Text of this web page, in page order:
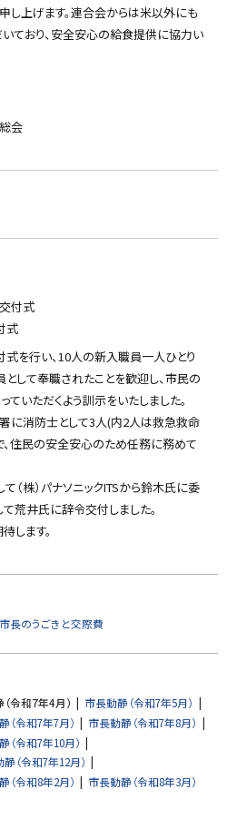
し上げます。連合会からは米以外にも
ており、安全安心の給食提供に協力い
会
付式
式
を行い、10人の新入職員一人ひとり
して奉職されたことを歓迎し、市民の
いただくよう訓示をいたしました。
に消防士として3人(内2人は救急救命
住民の安全安心のため任務に務めて
（株）パナソニックITSから鈴木氏に委
荒井氏に辞令交付しました。
します。
長のうごきと交際費
令和7年4月）
市長動静（令和7年5月）
（令和7年7月）
市長動静（令和7年8月）
（令和7年10月）
（令和7年12月）
（令和8年2月） 市長動静（令和8年3月）